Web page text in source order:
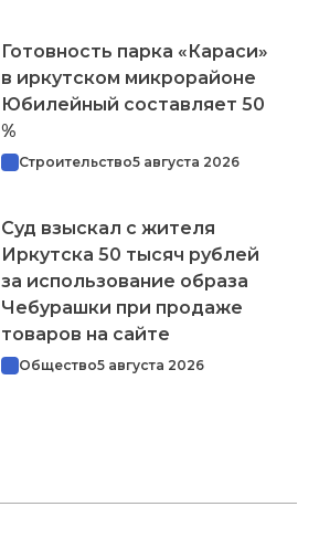
Готовность парка «Караси»
в иркутском микрорайоне
Юбилейный составляет 50
%
Строительство5 августа 2026
Суд взыскал с жителя
Иркутска 50 тысяч рублей
за использование образа
Чебурашки при продаже
товаров на сайте
Общество5 августа 2026